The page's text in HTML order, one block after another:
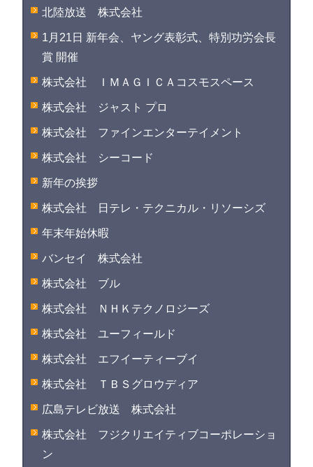
北陸放送 株式会社
1月21日 新年会、ヤング表彰式、特別功労会長
賞 開催
株式会社 ＩＭＡＧＩＣＡコスモスペース
株式会社 ジャスト プロ
株式会社 ファインエンターテイメント
株式会社 シーコード
新年の挨拶
株式会社 日テレ・テクニカル・リソーシズ
年末年始休暇
バンセイ 株式会社
株式会社 ブル
株式会社 ＮＨＫテクノロジーズ
株式会社 ユーフィールド
株式会社 エフイーティーブイ
株式会社 ＴＢＳグロウディア
広島テレビ放送 株式会社
株式会社 フジクリエイティブコーポレーショ
ン